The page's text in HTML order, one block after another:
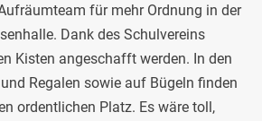
für mehr Ordnung in der
Dank des Schulvereins
Kisten angeschafft werden. In den
Regalen sowie auf Bügeln finden
ordentlichen Platz. Es wäre toll,